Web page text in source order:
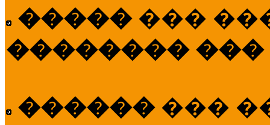
����� ���
�������� ���
������ ���